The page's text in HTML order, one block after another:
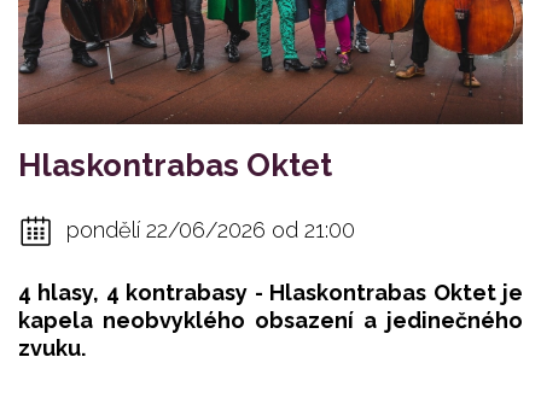
Hlaskontrabas Oktet
pondělí 22/06/2026 od 21:00
4 hlasy, 4 kontrabasy - Hlaskontrabas Oktet je
kapela neobvyklého obsazení a jedinečného
zvuku.